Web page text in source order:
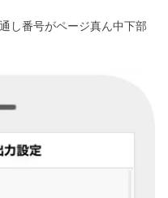
し番号がページ真ん中下部